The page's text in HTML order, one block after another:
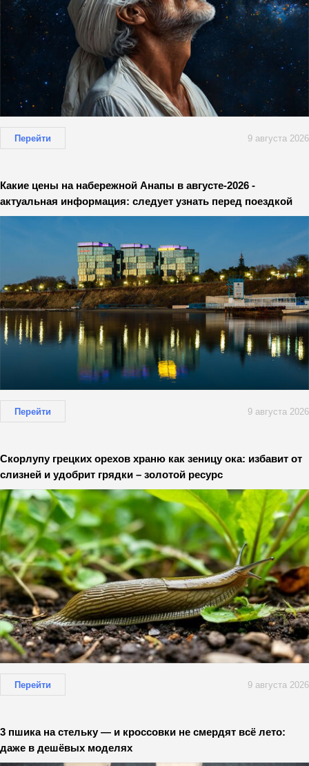
Перейти 9 августа 2026
Какие цены на набережной Анапы в августе-2026 -
актуальная информация: следует узнать перед поездкой
Перейти 9 августа 2026
Скорлупу грецких орехов храню как зеницу ока: избавит от
слизней и удобрит грядки – золотой ресурс
Перейти 9 августа 2026
3 пшика на стельку — и кроссовки не смердят всё лето:
даже в дешёвых моделях